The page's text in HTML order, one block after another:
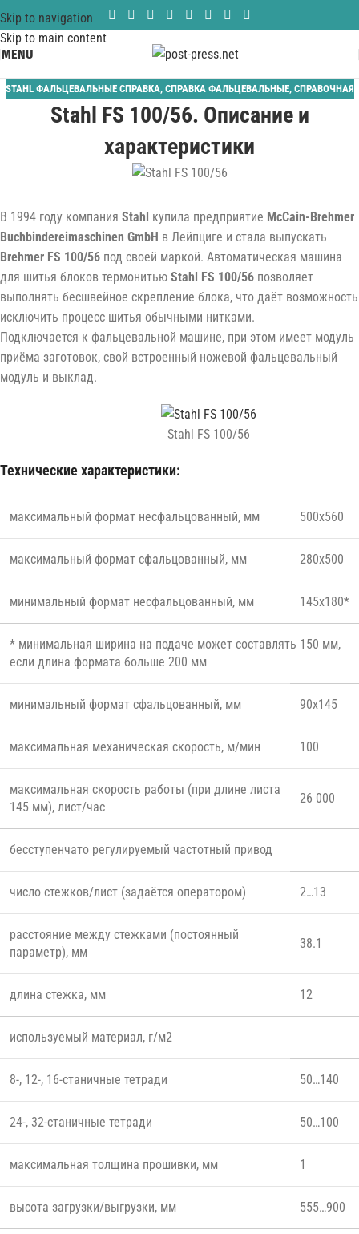
Skip to navigation
Skip to main content
MENU
STAHL ФАЛЬЦЕВАЛЬНЫЕ СПРАВКА, СПРАВКА ФАЛЬЦЕВАЛЬНЫЕ, СПРАВОЧНАЯ
Stahl FS 100/56. Описание и
характеристики
В 1994 году компания Stahl купила предприятие McCain-Brehmer
Buchbindereimaschinen GmbH в Лейпциге и стала выпускать
Brehmer FS 100/56 под своей маркой. Aвтоматическая машина
для шитья блоков термонитью Stahl FS 100/56 позволяет
выполнять бесшвейное скрепление блока, что даёт возможность
исключить процесс шитья обычными нитками.
Подключается к фальцевальной машине, при этом имеет модуль
приёма заготовок, свой встроенный ножевой фальцевальный
модуль и выклад.
Stahl FS 100/56
Технические характеристики:
максимальный формат несфальцованный, мм 500х560
максимальный формат сфальцованный, мм 280х500
минимальный формат несфальцованный, мм 145х180*
* минимальная ширина на подаче может составлять 150 мм,
если длина формата больше 200 мм
минимальный формат сфальцованный, мм 90х145
максимальная механическая скорость, м/мин 100
максимальная скорость работы (при длине листа
145 мм), лист/час
26 000
бесступенчато регулируемый частотный привод
число стежков/лист (задаётся оператором) 2…13
расстояние между стежками (постоянный
параметр), мм
38.1
длина стежка, мм 12
используемый материал, г/м2
8-, 12-, 16-станичные тетради 50…140
24-, 32-станичные тетради 50…100
максимальная толщина прошивки, мм 1
высота загрузки/выгрузки, мм 555…900